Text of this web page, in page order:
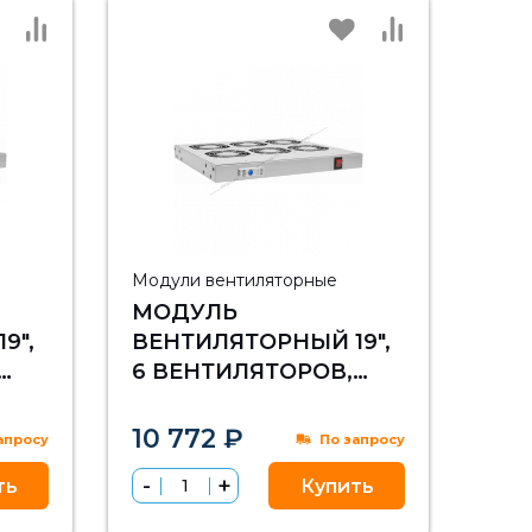
Модули вентиляторные
МОДУЛЬ
ВЕНТИЛЯТОРНЫЙ 19",
6 ВЕНТИЛЯТОРОВ,
ГЛУБИНА 460-830ММ,
С ТЕРМОСТАТОМ
10 772 ₽ По запросу
Купить